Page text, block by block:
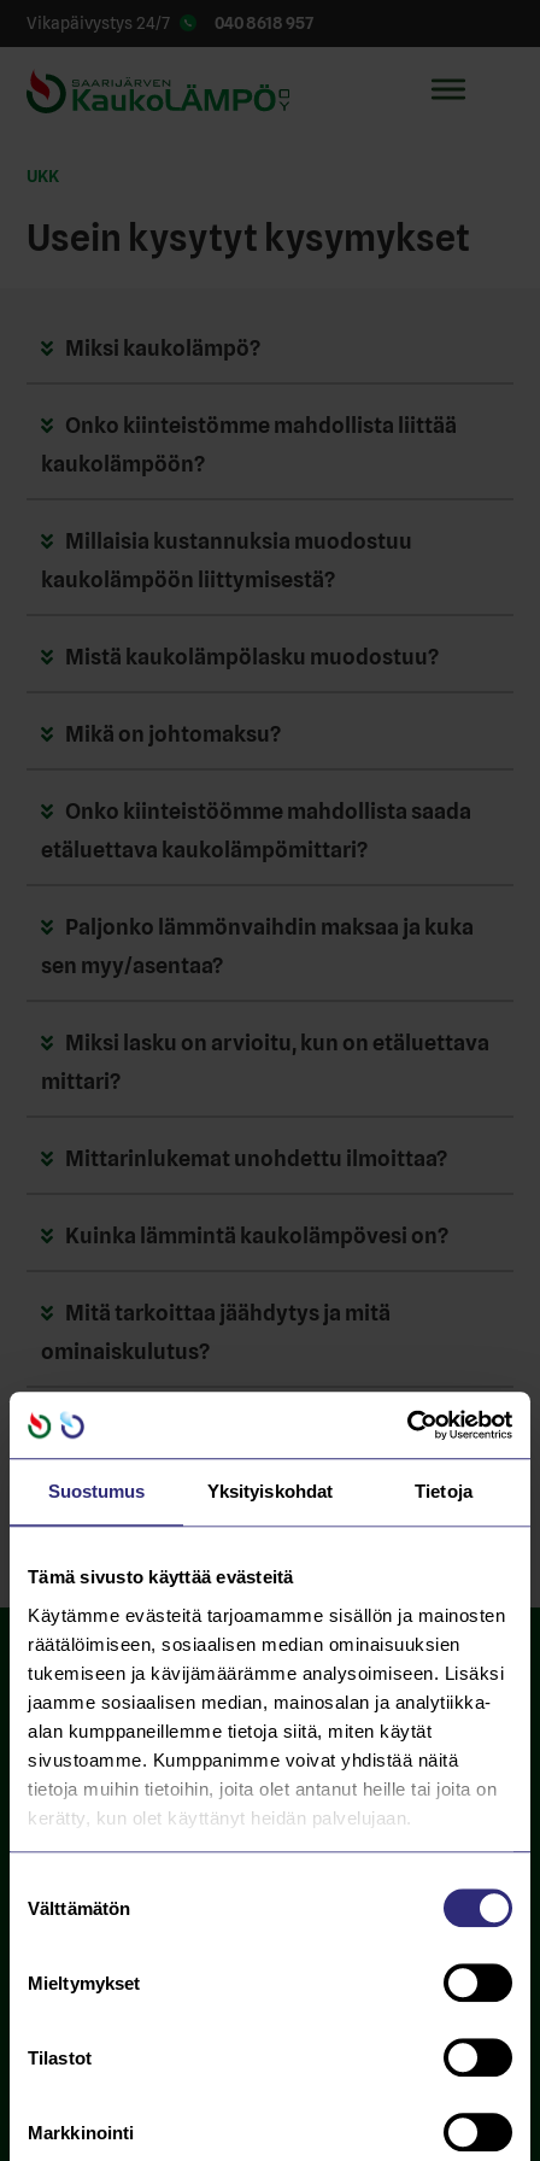
Suostumus Yksityiskohdat Tietoja
Tämä sivusto käyttää evästeitä
Käytämme evästeitä tarjoamamme sisällön ja mainosten
räätälöimiseen, sosiaalisen median ominaisuuksien
tukemiseen ja kävijämäärämme analysoimiseen. Lisäksi
jaamme sosiaalisen median, mainosalan ja analytiikka-
alan kumppaneillemme tietoja siitä, miten käytät
sivustoamme. Kumppanimme voivat yhdistää näitä
tietoja muihin tietoihin, joita olet antanut heille tai joita on
kerätty, kun olet käyttänyt heidän palvelujaan.
valinta
Välttämätön
Mieltymykset
Tilastot
Markkinointi
Vikapäivystys 24/7 040 8618 957
UKK
Usein kysytyt kysymykset
Miksi kaukolämpö?
Onko kiinteistömme mahdollista liittää
kaukolämpöön?
Millaisia kustannuksia muodostuu
kaukolämpöön liittymisestä?
Mistä kaukolämpölasku muodostuu?
Mikä on johtomaksu?
Onko kiinteistöömme mahdollista saada
etäluettava kaukolämpömittari?
Paljonko lämmönvaihdin maksaa ja kuka
sen myy/asentaa?
Miksi lasku on arvioitu, kun on etäluettava
mittari?
Mittarinlukemat unohdettu ilmoittaa?
Kuinka lämmintä kaukolämpövesi on?
Mitä tarkoittaa jäähdytys ja mitä
ominaiskulutus?
Missä on vika, kun patterit ovat kylmiä eikä
lämmintä suihkuvettä tule?
Näin liityt Saarijärven
Kaukolämmön asiakkaaksi
1
Ota yhteyttä sähköpostitse, puhelimitse tai
yhteydenottolomakkeella.
2
Voit valita joko avaimet käteen -ratkaisun
kiinteistön sisälle tulevista lvi-tarvikkeista.
3
Laskemme sinulle tarjouksen tarpeidesi